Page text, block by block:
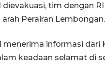
tim dengan
Perairan Lembongan.
informasi dari
keadaan selamat di